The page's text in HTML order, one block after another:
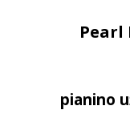
Pearl
pianino